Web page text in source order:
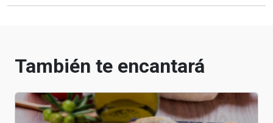
También te encantará